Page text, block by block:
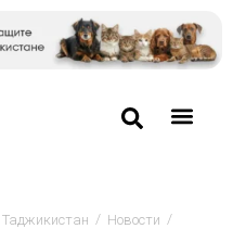
/ Новости /